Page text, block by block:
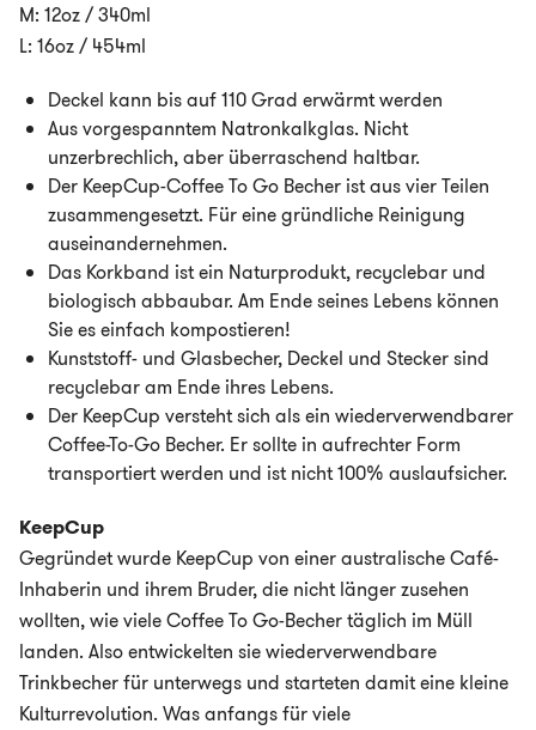
M: 12oz / 340ml
L: 16oz / 454ml
Deckel kann bis auf 110 Grad erwärmt werden
Aus vorgespanntem Natronkalkglas. Nicht
unzerbrechlich, aber überraschend haltbar.
Der KeepCup-Coffee To Go Becher ist aus vier Teilen
zusammengesetzt. Für eine gründliche Reinigung
auseinandernehmen.
Das Korkband ist ein Naturprodukt, recyclebar und
biologisch abbaubar. Am Ende seines Lebens können
Sie es einfach kompostieren!
Kunststoff- und Glasbecher, Deckel und Stecker sind
recyclebar am Ende ihres Lebens.
Der KeepCup versteht sich als ein wiederverwendbarer
Coffee-To-Go Becher. Er sollte in aufrechter Form
transportiert werden und ist nicht 100% auslaufsicher.
KeepCup
Gegründet wurde KeepCup von einer australische Café-
Inhaberin und ihrem Bruder, die nicht länger zusehen
wollten, wie viele Coffee To Go-Becher täglich im Müll
landen. Also entwickelten sie wiederverwendbare
Trinkbecher für unterwegs und starteten damit eine kleine
Kulturrevolution. Was anfangs für viele